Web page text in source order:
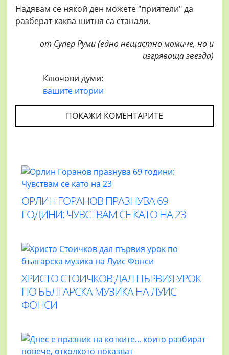
Надявам се някой ден можете "приятели" да
разберат каква шитня са станали.
от Супер Руми (едно нещастно момиче, но и
изгряваща звезда)
Ключови думи:
вашите итории
ПОКАЖИ КОМЕНТАРИТЕ
ОРЛИН ГОРАНОВ ПРАЗНУВА 69
ГОДИНИ: ЧУВСТВАМ СЕ КАТО НА 23
ХРИСТО СТОИЧКОВ ДАЛ ПЪРВИЯ УРОК
ПО БЪЛГАРСКА МУЗИКА НА ЛУИС
ФОНСИ